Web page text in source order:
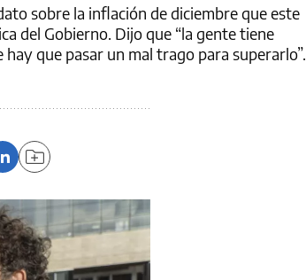
sobre la inflación de diciembre que este
del Gobierno. Dijo que “la gente tiene
que pasar un mal trago para superarlo”.